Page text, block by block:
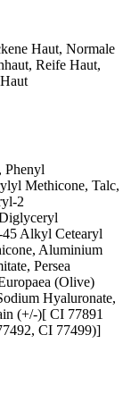
Haut, Normale
Reife Haut,
Phenyl
Methicone, Talc,
2
Alkyl Cetearyl
Aluminium
Persea
(Olive)
Hyaluronate,
(+/-)[ CI 77891
CI 77499)]